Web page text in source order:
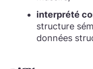
interprété
structure
données